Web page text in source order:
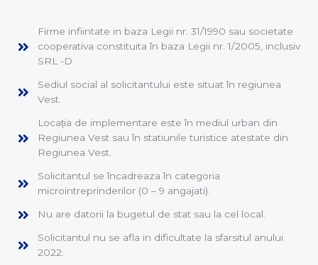
Firme infiintate in baza Legii nr. 31/1990 sau societate
cooperativa constituita în baza Legii nr. 1/2005, inclusiv
SRL -D
Sediul social al solicitantului este situat în regiunea
Vest.
Locația de implementare este în mediul urban din
Regiunea Vest sau în statiunile turistice atestate din
Regiunea Vest.
Solicitantul se încadreaza în categoria
microintreprinderilor (0 – 9 angajati).
Nu are datorii la bugetul de stat sau la cel local.
Solicitantul nu se afla in dificultate la sfarsitul anului
2022.